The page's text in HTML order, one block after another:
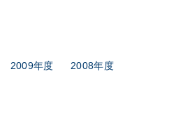
2009年度 2008年度